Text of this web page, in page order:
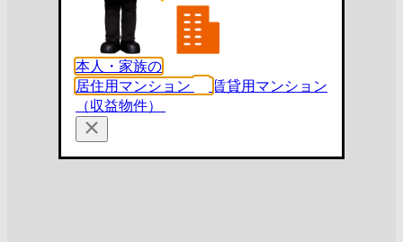
本人・家族の
居住用マンション
賃貸用マンション
（収益物件）